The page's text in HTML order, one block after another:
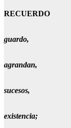
RECUERDO
guardo,
agrandan,
sucesos,
existencia;